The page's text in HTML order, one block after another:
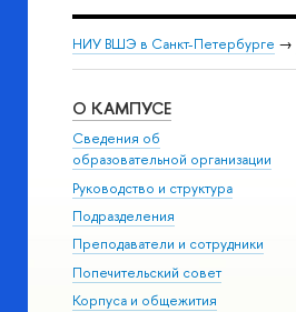
НИУ ВШЭ в Санкт-Петербурге →
О КАМПУСЕ
Сведения об
образовательной организации
Руководство и структура
Подразделения
Преподаватели и сотрудники
Попечительский совет
Корпуса и общежития